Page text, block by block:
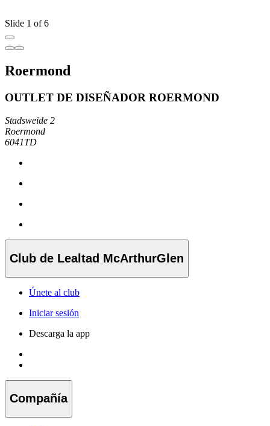
Slide 1 of 6
Roermond
OUTLET DE DISEÑADOR ROERMOND
Stadsweide 2
Roermond
6041TD
Club de Lealtad McArthurGlen
Únete al club
Iniciar sesión
Descarga la app
Compañía